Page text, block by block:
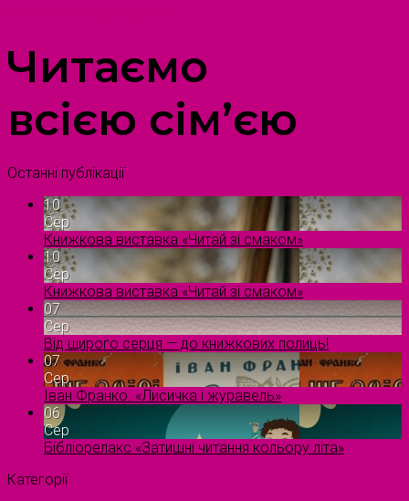
Читаємо
всією сім’єю
Останні публікації
10
Сер
Книжкова виставка «Читай зі смаком»
10
Сер
Книжкова виставка «Читай зі смаком»
07
Сер
Від щирого серця — до книжкових полиць!
07
Сер
Іван Франко. «Лисичка і журавель»
06
Сер
Бібліорелакс «Затишні читання кольору літа»
Категорії